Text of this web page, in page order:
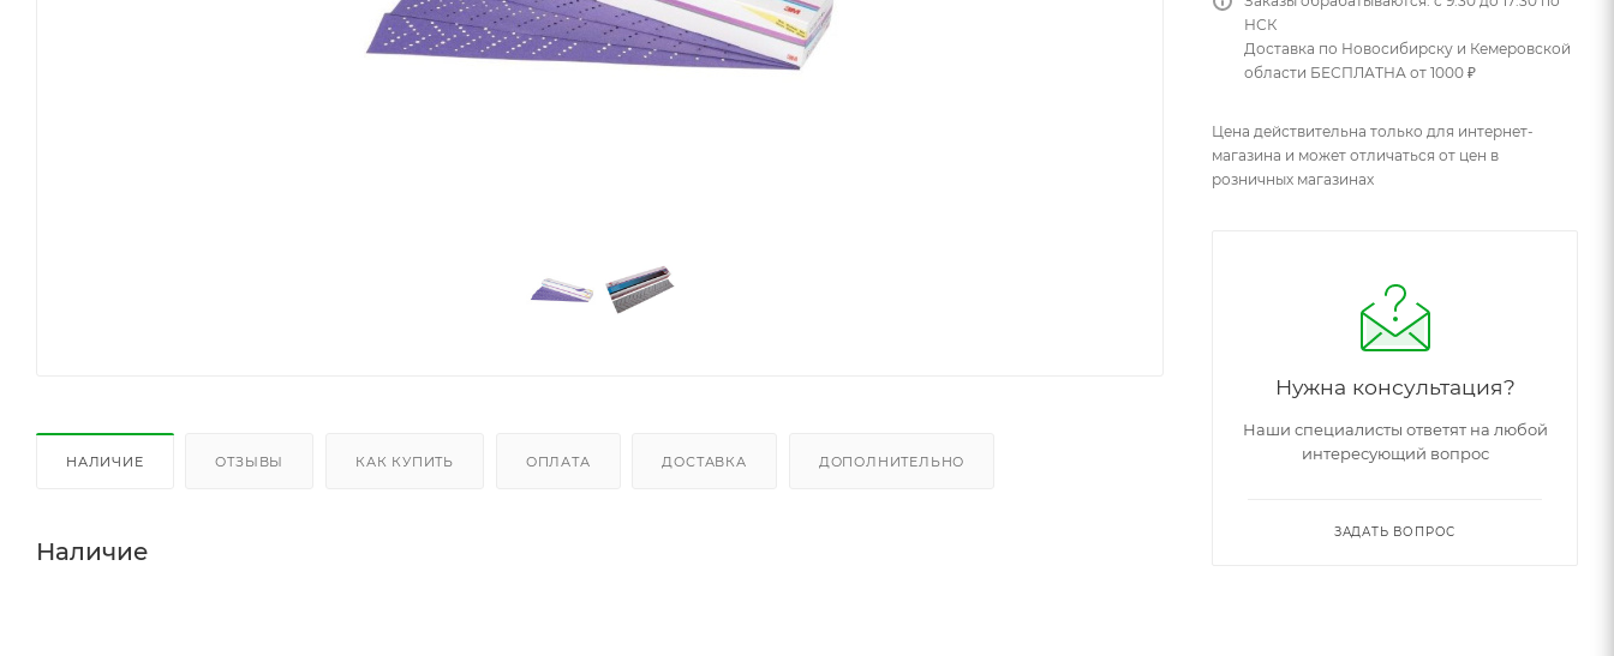
НАЛИЧИЕ ОТЗЫВЫ КАК КУПИТЬ ОПЛАТА ДОСТАВКА ДОПОЛНИТЕЛЬНО
Наличие
НСК
Доставка по Новосибирску и Кемеровской
области БЕСПЛАТНА от 1000 ₽
Цена действительна только для интернет-
магазина и может отличаться от цен в
розничных магазинах
Нужна консультация?
Наши специалисты ответят на любой
интересующий вопрос
ЗАДАТЬ ВОПРОС